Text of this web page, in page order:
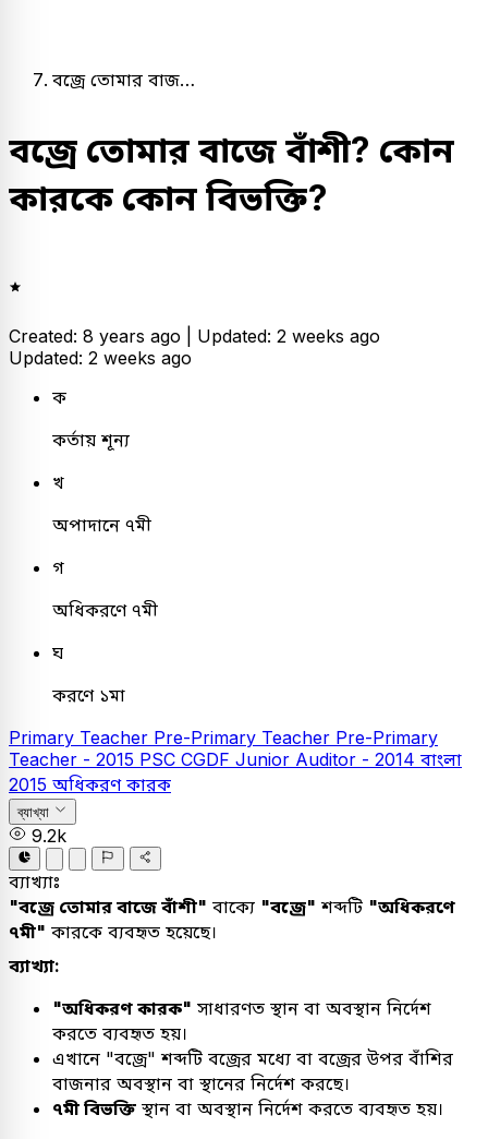
বজ্রে তোমার বাজ…
বজ্রে তোমার বাজে বাঁশী? কোন
কারকে কোন বিভক্তি?
Created: 8 years ago | Updated: 2 weeks ago
Updated: 2 weeks ago
ক
কর্তায় শূন্য
খ
অপাদানে ৭মী
গ
অধিকরণে ৭মী
ঘ
করণে ১মা
Primary Teacher Pre-Primary Teacher Pre-Primary
Teacher - 2015 PSC CGDF Junior Auditor - 2014 বাংলা
2015 অধিকরণ কারক
ব্যাখ্যা
9.2k
ব্যাখ্যাঃ
"বজ্রে তোমার বাজে বাঁশী" বাক্যে "বজ্রে" শব্দটি "অধিকরণে
৭মী" কারকে ব্যবহৃত হয়েছে।
ব্যাখ্যা:
"অধিকরণ কারক" সাধারণত স্থান বা অবস্থান নির্দেশ
করতে ব্যবহৃত হয়।
এখানে "বজ্রে" শব্দটি বজ্রের মধ্যে বা বজ্রের উপর বাঁশির
বাজনার অবস্থান বা স্থানের নির্দেশ করছে।
৭মী বিভক্তি স্থান বা অবস্থান নির্দেশ করতে ব্যবহৃত হয়।